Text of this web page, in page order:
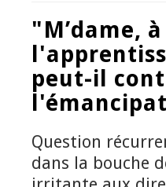
"M’dame,
peut-il
Question
dans la bouche